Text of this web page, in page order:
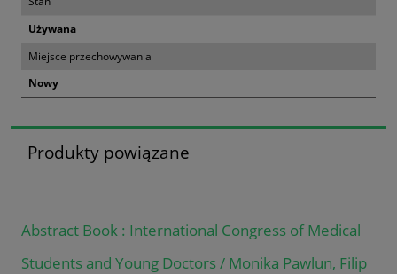
Używana
Miejsce przechowywania
Nowy
Produkty powiązane
Abstract Book : International Congress of Medical
Students and Young Doctors / Monika Pawlun, Filip